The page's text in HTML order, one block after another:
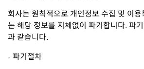
회사는 원칙적으로 개인정보 수집 및 이
는 해당 정보를 지체없이 파기합니다. 파
과 같습니다.
- 파기절차